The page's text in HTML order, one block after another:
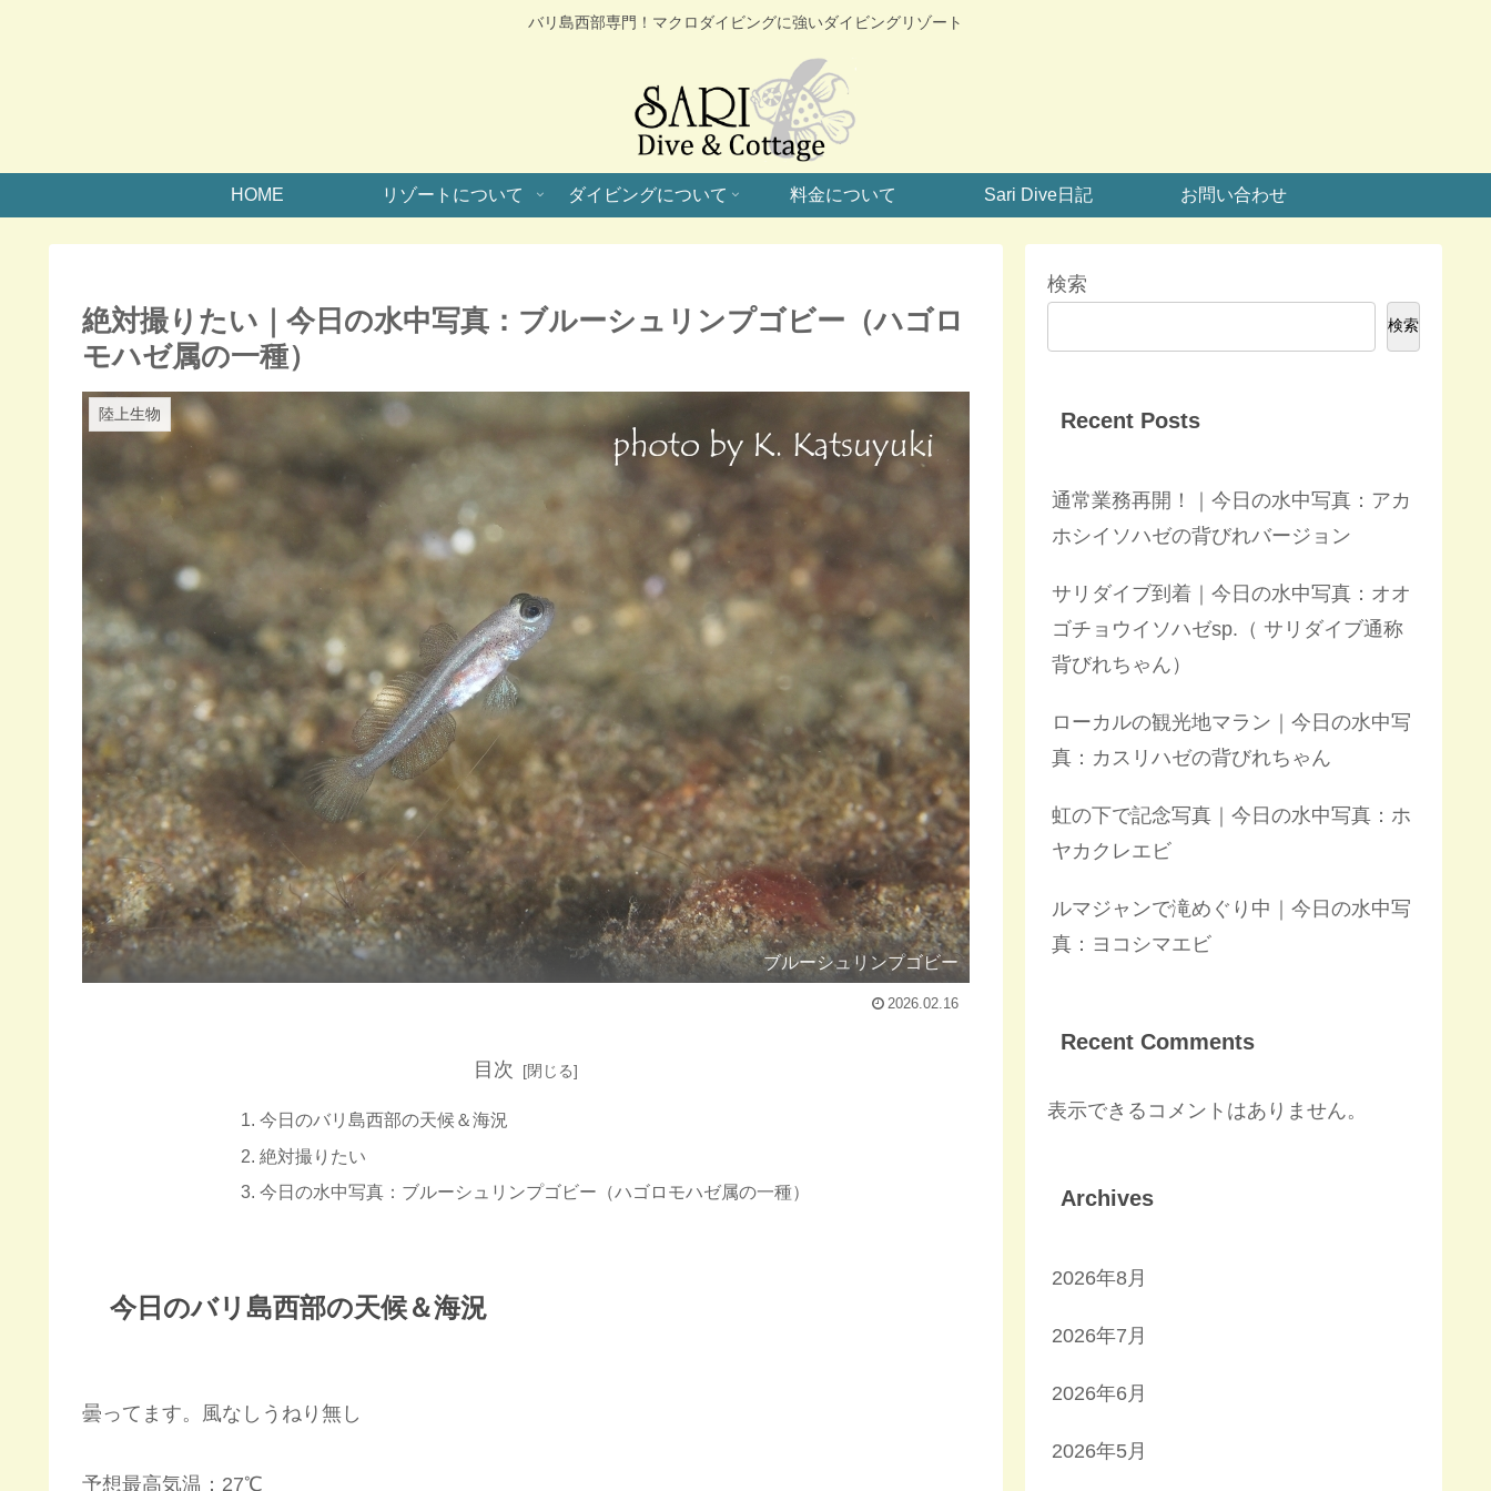
バリ島西部専門！マクロダイビングに強いダイビングリゾート
HOME リゾートについて ダイビングについて 料金について Sari Dive日記 お問い合わせ
絶対撮りたい｜今日の水中写真：ブルーシュリンプゴビー（ハゴロ
モハゼ属の一種）
陸上生物
ブルーシュリンプゴビー
2026.02.16
目次
今日のバリ島西部の天候＆海況
絶対撮りたい
今日の水中写真：ブルーシュリンプゴビー（ハゴロモハゼ属の一種）
今日のバリ島西部の天候＆海況
曇ってます。風なしうねり無し
予想最高気温：27℃
検索
検索
Recent Posts
通常業務再開！｜今日の水中写真：アカ
ホシイソハゼの背びれバージョン
サリダイブ到着｜今日の水中写真：オオ
ゴチョウイソハゼsp.（ サリダイブ通称
背びれちゃん）
ローカルの観光地マラン｜今日の水中写
真：カスリハゼの背びれちゃん
虹の下で記念写真｜今日の水中写真：ホ
ヤカクレエビ
ルマジャンで滝めぐり中｜今日の水中写
真：ヨコシマエビ
Recent Comments
表示できるコメントはありません。
Archives
2026年8月
2026年7月
2026年6月
2026年5月